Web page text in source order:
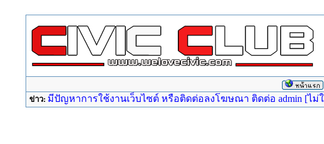
ข่าว: มีปัญหาการใช้งานเว็บไซต์ หรือติดต่อลงโฆษณา ติดต่อ admin [ไ